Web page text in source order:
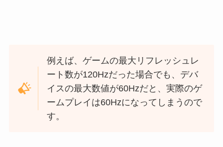
例えば、ゲームの最大リフレッシュレ
ート数が120Hzだった場合でも、デバ
イスの最大数値が60Hzだと、実際のゲ
ームプレイは60Hzになってしまうので
す。